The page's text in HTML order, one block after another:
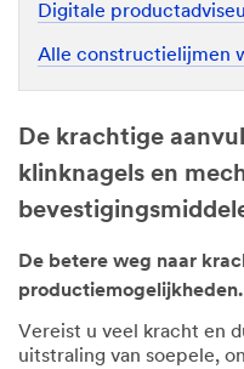
Digitale
Alle constructielijmen
De krachtige
klinknagels en
De betere weg naar
productiemogelijkheden.
Vereist u veel kracht en
uitstraling van soepele,